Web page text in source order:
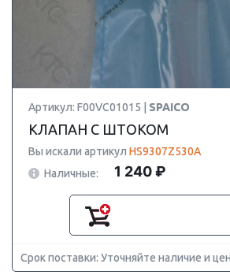
Артикул: F00VC01015 | SPAICO
КЛАПАН С ШТОКОМ
Вы искали артикул HS9307Z530A
Наличные:
1 240 ₽
Срок поставки: Уточняйте наличие и